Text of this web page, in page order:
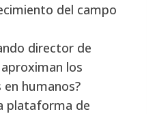
del campo
director de
aproximan los
humanos?
plataforma de